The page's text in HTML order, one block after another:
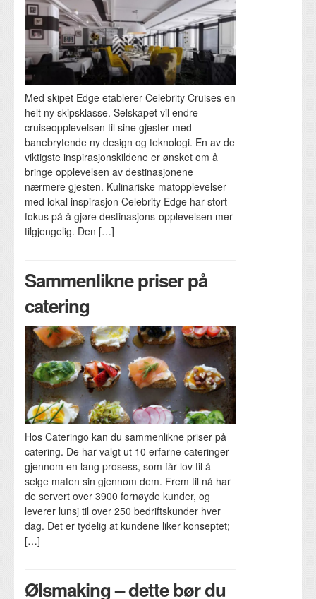
Med skipet Edge etablerer Celebrity Cruises en
helt ny skipsklasse. Selskapet vil endre
cruiseopplevelsen til sine gjester med
banebrytende ny design og teknologi. En av de
viktigste inspirasjonskildene er ønsket om å
bringe opplevelsen av destinasjonene
nærmere gjesten. Kulinariske matopplevelser
med lokal inspirasjon Celebrity Edge har stort
fokus på å gjøre destinasjons-opplevelsen mer
tilgjengelig. Den […]
Sammenlikne priser på
catering
Hos Cateringo kan du sammenlikne priser på
catering. De har valgt ut 10 erfarne cateringer
gjennom en lang prosess, som får lov til å
selge maten sin gjennom dem. Frem til nå har
de servert over 3900 fornøyde kunder, og
leverer lunsj til over 250 bedriftskunder hver
dag. Det er tydelig at kundene liker konseptet;
[…]
Ølsmaking – dette bør du